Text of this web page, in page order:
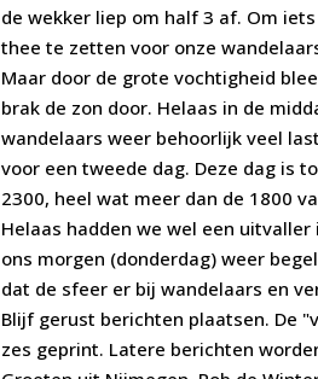
de wekker liep om half 3 af. Om
thee te zetten voor onze
Maar door de grote vochtigheid
brak de zon door. Helaas in de
wandelaars weer behoorlijk veel
voor een tweede dag. Deze dag is
2300, heel wat meer dan de 1800
Helaas hadden we wel een
ons morgen (donderdag) weer
dat de sfeer er bij wandelaars en
Blijf gerust berichten plaatsen. De
zes geprint. Latere berichten